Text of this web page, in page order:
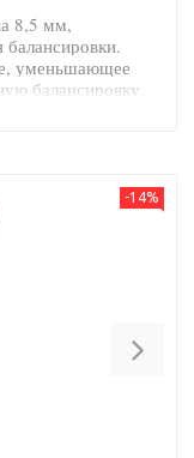
8,5 мм,
балансировки.
уменьшающее
балансировку.
-14%